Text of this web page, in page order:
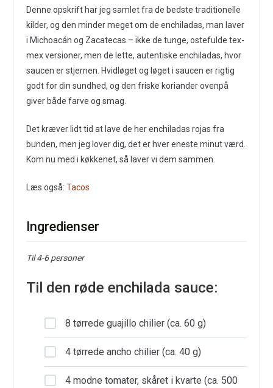
Denne opskrift har jeg samlet fra de bedste traditionelle
kilder, og den minder meget om de enchiladas, man laver
i Michoacán og Zacatecas – ikke de tunge, ostefulde tex-
mex versioner, men de lette, autentiske enchiladas, hvor
saucen er stjernen. Hvidløget og løget i saucen er rigtig
godt for din sundhed, og den friske koriander ovenpå
giver både farve og smag.
Det kræver lidt tid at lave de her enchiladas rojas fra
bunden, men jeg lover dig, det er hver eneste minut værd.
Kom nu med i køkkenet, så laver vi dem sammen.
Læs også: Tacos
Ingredienser
Til 4-6 personer
Til den røde enchilada sauce:
8 tørrede guajillo chilier (ca. 60 g)
4 tørrede ancho chilier (ca. 40 g)
4 modne tomater, skåret i kvarte (ca. 500